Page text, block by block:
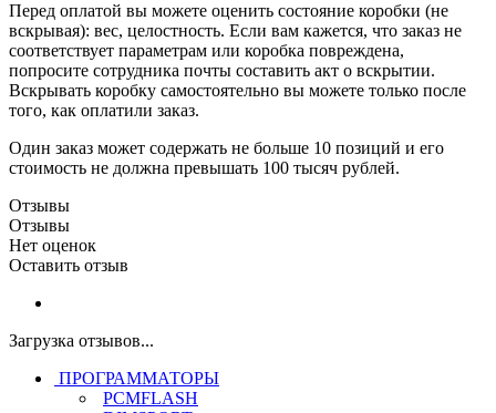
Перед оплатой вы можете оценить состояние коробки (не
вскрывая): вес, целостность. Если вам кажется, что заказ не
соответствует параметрам или коробка повреждена,
попросите сотрудника почты составить акт о вскрытии.
Вскрывать коробку самостоятельно вы можете только после
того, как оплатили заказ.
Один заказ может содержать не больше 10 позиций и его
стоимость не должна превышать 100 тысяч рублей.
Отзывы
Отзывы
Нет оценок
Оставить отзыв
Загрузка отзывов...
ПРОГРАММАТОРЫ
PCMFLASH